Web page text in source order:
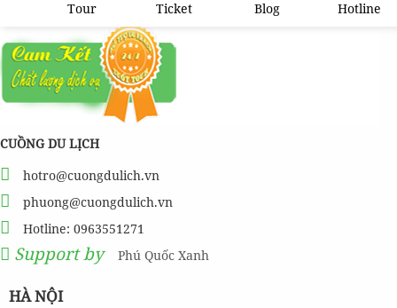
Tour Ticket Blog Hotline
CUỒNG DU LỊCH
hotro@cuongdulich.vn
phuong@cuongdulich.vn
Hotline: 0963551271
Support by Phú Quốc Xanh
HÀ NỘI